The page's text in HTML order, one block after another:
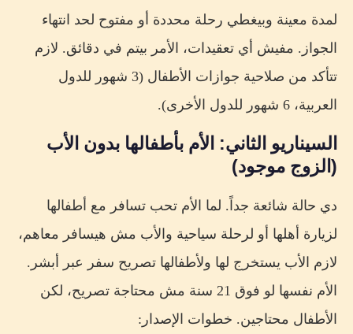
لمدة معينة وبيغطي رحلة محددة أو مفتوح لحد انتهاء
الجواز. مفيش أي تعقيدات، الأمر بيتم في دقائق. لازم
تتأكد من صلاحية جوازات الأطفال (3 شهور للدول
العربية، 6 شهور للدول الأخرى).
السيناريو الثاني: الأم بأطفالها بدون الأب
(الزوج موجود)
دي حالة شائعة جداً. لما الأم تحب تسافر مع أطفالها
لزيارة أهلها أو لرحلة سياحية والأب مش هيسافر معاهم،
لازم الأب يستخرج لها ولأطفالها تصريح سفر عبر أبشر.
الأم نفسها لو فوق 21 سنة مش محتاجة تصريح، لكن
الأطفال محتاجين. خطوات الإصدار: